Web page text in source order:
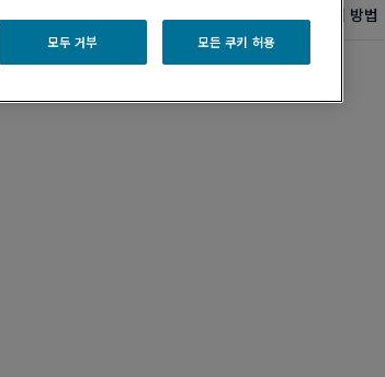
제품 설명 제품 정보 제품 관리 방법
미니 모델, 18K 핑크 골드 및 다이아몬드
모두 거부 모든 쿠키 허용